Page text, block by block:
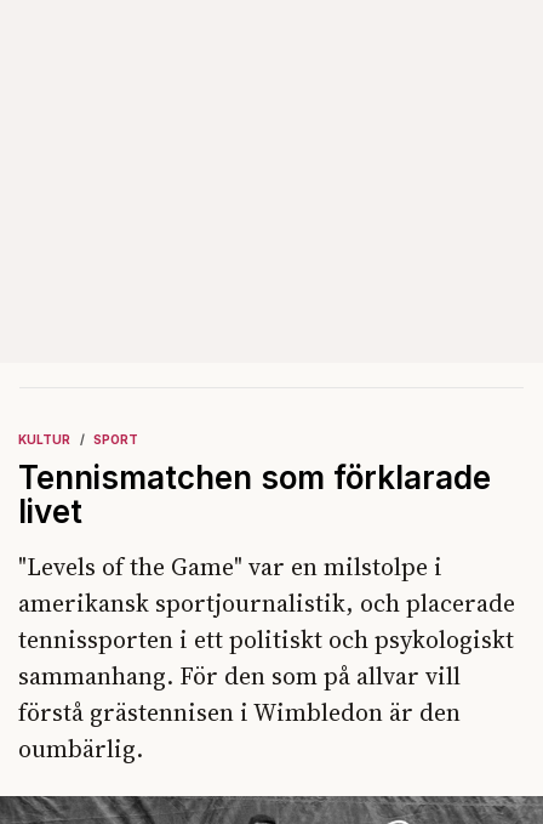
KULTUR SPORT
Tennismatchen som förklarade
livet
"Levels of the Game" var en milstolpe i
amerikansk sportjournalistik, och placerade
tennissporten i ett politiskt och psykologiskt
sammanhang. För den som på allvar vill
förstå grästennisen i Wimbledon är den
oumbärlig.